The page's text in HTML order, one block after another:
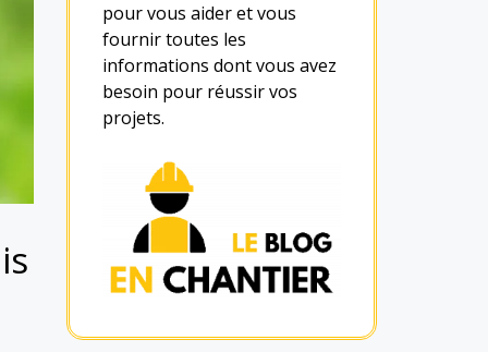
pour vous aider et vous
fournir toutes les
informations dont vous avez
besoin pour réussir vos
projets.